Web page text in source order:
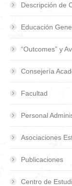
Descripción de
Educación
“Outcomes” y
Consejería
Facultad
Personal
Asociaciones
Publicaciones
Centro de